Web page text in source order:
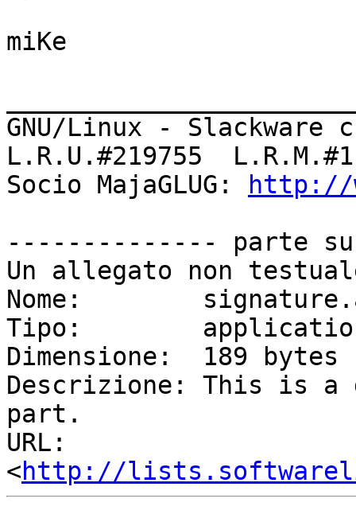
miKe
GNU/Linux -
L.R.U.#219755
Socio MajaGLUG:
http://
-------------- parte
Un allegato non
Nome:
Tipo:
Dimensione:  189 bytes
Descrizione: This is a
part.
URL:
<http://